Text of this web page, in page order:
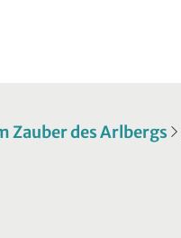
Zauber des Arlbergs